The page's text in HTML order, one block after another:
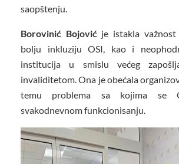
saopštenju.
Borovinić Bojović je istakla
bolju inkluziju OSI, kao i
institucija u smislu većeg
invaliditetom. Ona je obećala
temu problema sa kojima se
svakodnevnom funkcionisanju.